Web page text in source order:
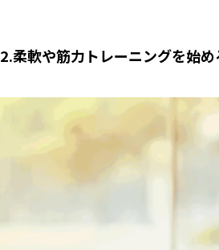
2.柔軟や筋力トレーニングを始め